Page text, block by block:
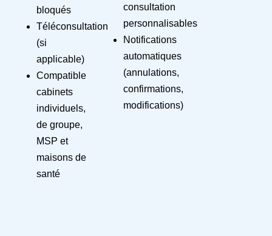
bloqués
Téléconsultation
(si
applicable)
Compatible
cabinets
individuels,
de groupe,
MSP et
maisons de
santé
consultation
personnalisables
Notifications
automatiques
(annulations,
confirmations,
modifications)